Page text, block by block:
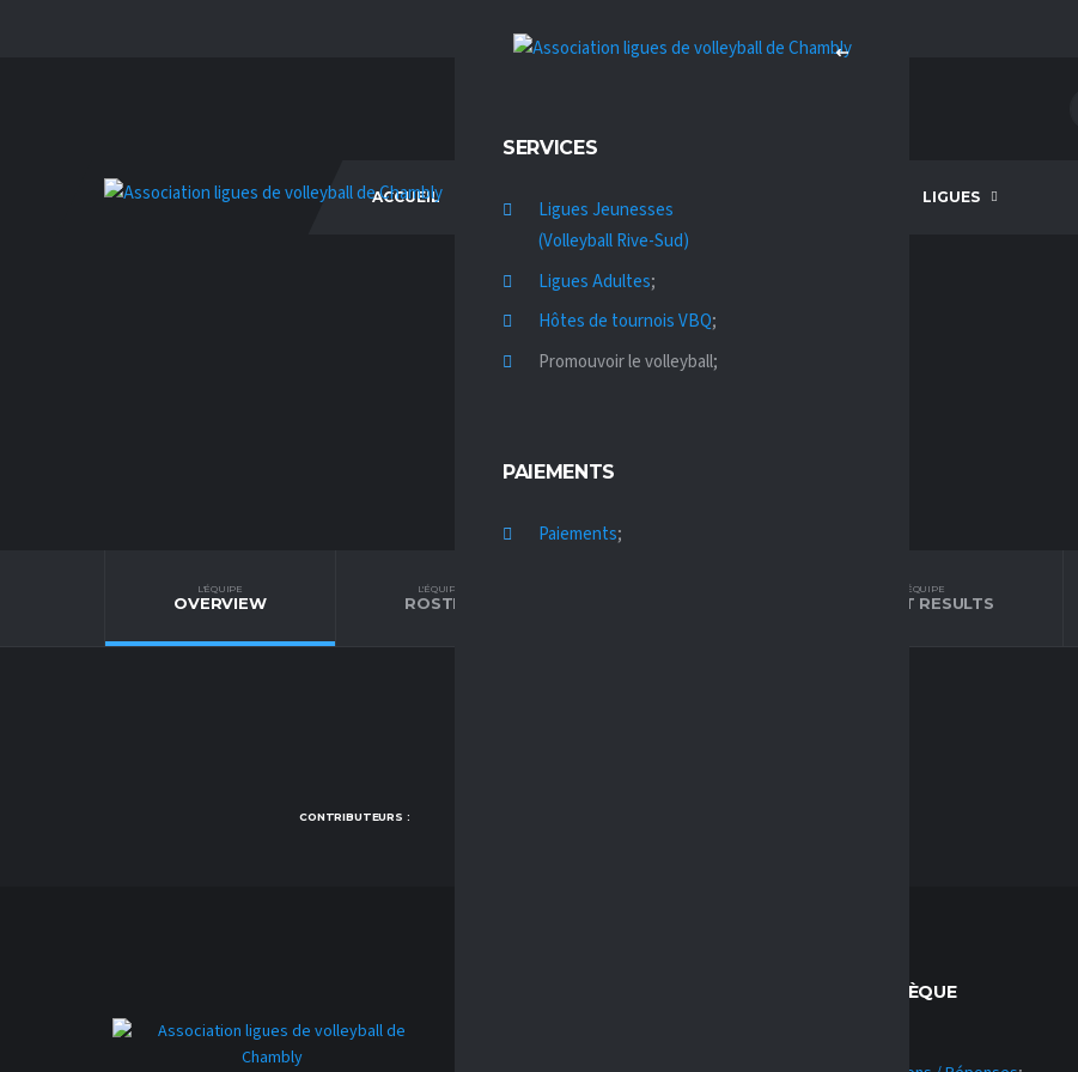
ACCUEIL LIGUES
SERVICES
Ligues Jeunesses
(Volleyball Rive-Sud)
Ligues Adultes;
Hôtes de tournois VBQ;
Promouvoir le volleyball;
PAIEMENTS
Paiements;
L'ÉQUIPE
OVERVIEW
L'ÉQUIPE
ROSTER
L'ÉQUIPE
LATEST RESULTS
CONTRIBUTEURS :
BIBLIOTHÈQUE